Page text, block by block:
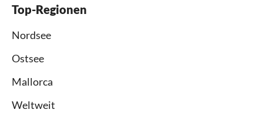
Top-Regionen
Nordsee
Ostsee
Mallorca
Weltweit